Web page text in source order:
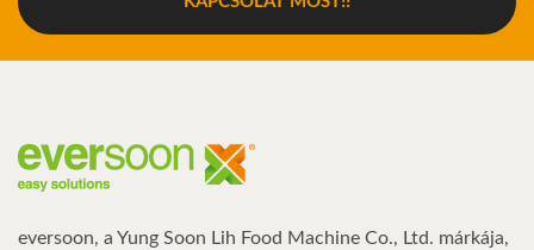
eversoon, a Yung Soon Lih Food Machine Co., Ltd. márkája,